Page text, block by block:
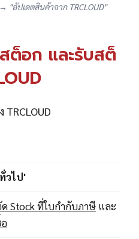
อัปเดตสินค้าจาก TRCLOUD"
ต็อก และรับสต็
วไป'
Stock ที่ใบกำกับภาษี และ